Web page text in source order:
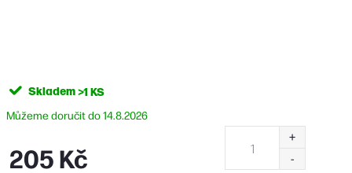
Skladem>1 KS
14.8.2026
205 Kč